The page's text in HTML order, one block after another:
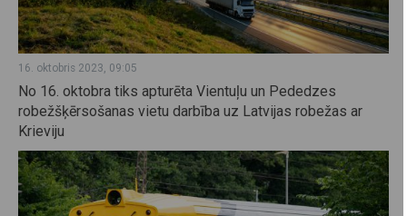
16. oktobris 2023, 09:05
No 16. oktobra tiks apturēta Vientuļu un Pededzes
robežšķērsošanas vietu darbība uz Latvijas robežas ar
Krieviju